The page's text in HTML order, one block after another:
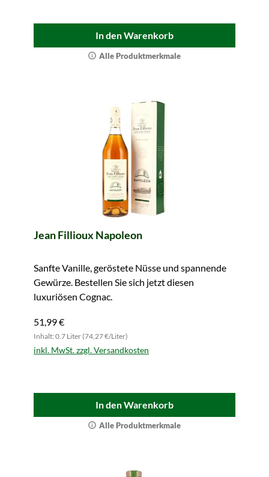
In den Warenkorb
Alle Produktmerkmale
Jean Fillioux Napoleon
Sanfte Vanille, geröstete Nüsse und spannende
Gewürze. Bestellen Sie sich jetzt diesen
luxuriösen Cognac.
51,99 €
Inhalt: 0.7 Liter (74,27 €/Liter)
inkl. MwSt. zzgl. Versandkosten
In den Warenkorb
Alle Produktmerkmale